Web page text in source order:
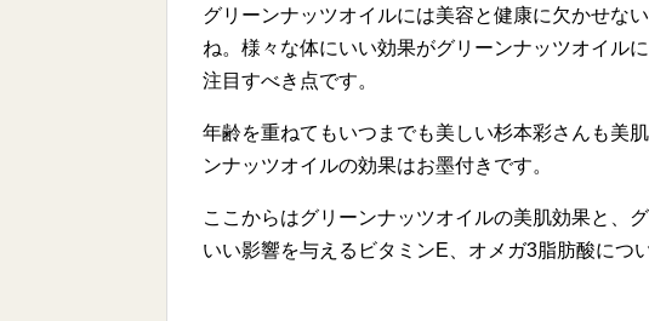
グリーンナッツオイルには美容と健康に欠かせな
ね。様々な体にいい効果がグリーンナッツオイル
注目すべき点です。
年齢を重ねてもいつまでも美しい杉本彩さんも美
ンナッツオイルの効果はお墨付きです。
ここからはグリーンナッツオイルの美肌効果と、
いい影響を与えるビタミンE、オメガ3脂肪酸につ